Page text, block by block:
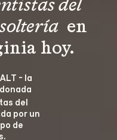
del
en
hoy.
- la
del
por un
de